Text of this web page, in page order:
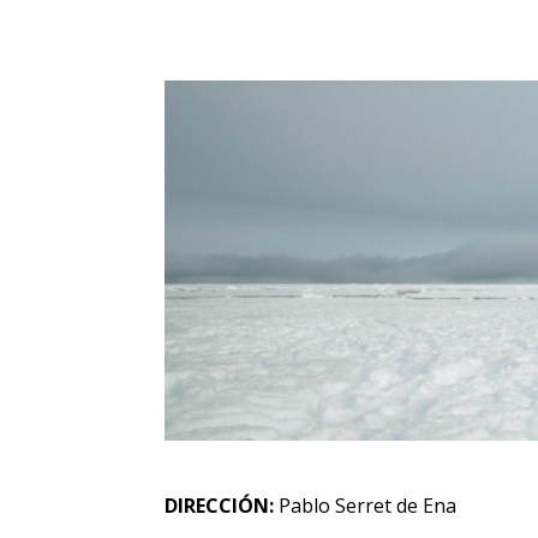
DIRECCIÓN: Pablo Serret de Ena